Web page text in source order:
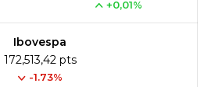
+0,01%
Ibovespa
172,513,42 pts
-1.73%